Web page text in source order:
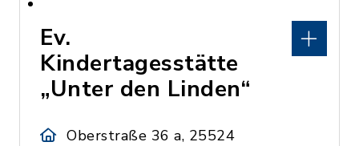
Ev.
Kindertagesstätte
„Unter den Linden“
Oberstraße 36 a, 25524